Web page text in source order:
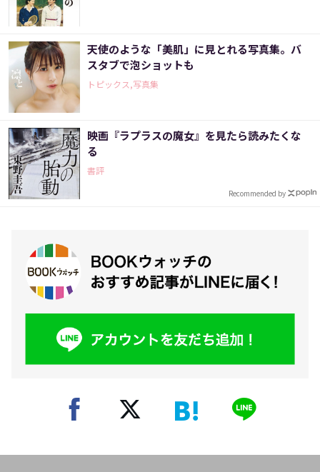
天使のような「美肌」に見とれる写真集。バ
スタブで泡ショットも
トピックス,写真集
映画『ラプラスの魔女』を見たら読みたくな
る
書評
Recommended by